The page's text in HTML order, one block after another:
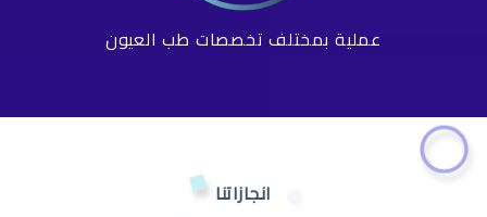
عملية بمختلف تخصصات طب العيون
انجازاتنا